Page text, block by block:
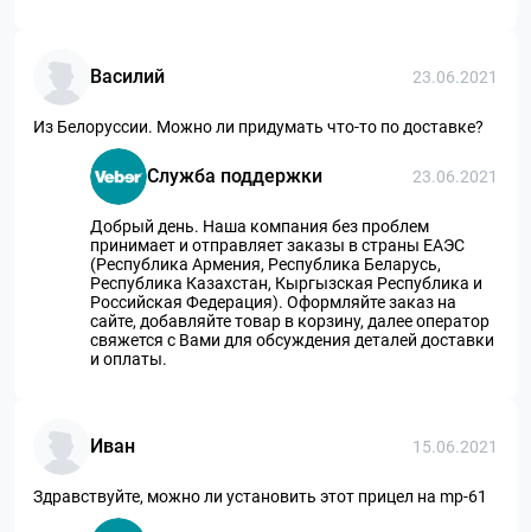
Василий 23.06.2021
Из Белоруссии. Можно ли придумать что-то по доставке?
Служба поддержки 23.06.2021
Добрый день. Наша компания без проблем
принимает и отправляет заказы в страны ЕАЭС
(Республика Армения, Республика Беларусь,
Республика Казахстан, Кыргызская Республика и
Российская Федерация). Оформляйте заказ на
сайте, добавляйте товар в корзину, далее оператор
свяжется с Вами для обсуждения деталей доставки
и оплаты.
Иван 15.06.2021
Здравствуйте, можно ли установить этот прицел на mp-61